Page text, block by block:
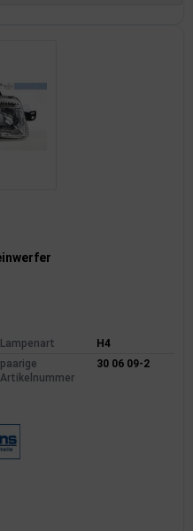
Lampenart
H4
paarige
Artikelnummer
30 06 09-2